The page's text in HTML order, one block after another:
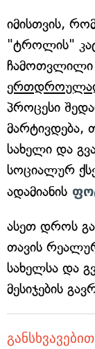
იმისთვის,
"ტროლის"
ჩამოთვლილი
პროცესი
მარტივდება,
სახელი და
სოციალურ
ადამიანის
ასეთ დროს
თავის
სახელსა და
მესიჯების